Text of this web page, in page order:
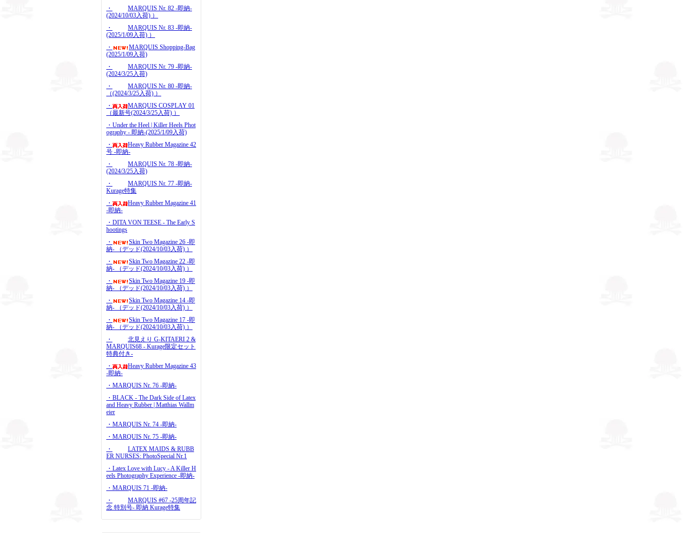
・
MARQUIS Nr. 82 -即納-
(2024/10/03入荷) ）
・
MARQUIS Nr. 83 -即納-
(2025/1/09入荷) ）
・
MARQUIS Shopping-Bag
(2025/1/09入荷)
・
MARQUIS Nr. 79 -即納-
(2024/3/25入荷)
・
MARQUIS Nr. 80 -即納-
（(2024/3/25入荷) ）
・
MARQUIS COSPLAY 01
（最新号(2024/3/25入荷) ）
・Under the Heel | Killer Heels Phot
ography - 即納-(2025/1/09入荷)
・
Heavy Rubber Magazine 42
号 -即納-
・
MARQUIS Nr. 78 -即納-
(2024/3/25入荷)
・
MARQUIS Nr. 77 -即納-
Kurage特集
・
Heavy Rubber Magazine 41
-即納-
・DITA VON TEESE - The Early S
hootings
・
Skin Two Magazine 26 -即
納- （デッド(2024/10/03入荷) ）
・
Skin Two Magazine 22 -即
納- （デッド(2024/10/03入荷) ）
・
Skin Two Magazine 19 -即
納- （デッド(2024/10/03入荷) ）
・
Skin Two Magazine 14 -即
納- （デッド(2024/10/03入荷) ）
・
Skin Two Magazine 17 -即
納- （デッド(2024/10/03入荷) ）
・
北見えり G-KITAERI 2 &
MARQUIS68 - Kurage限定セット
特典付き-
・
Heavy Rubber Magazine 43
-即納-
・MARQUIS Nr. 76 -即納-
・BLACK - The Dark Side of Latex
and Heavy Rubber | Matthias Wallm
eier
・MARQUIS Nr. 74 -即納-
・MARQUIS Nr. 75 -即納-
・
LATEX MAIDS & RUBB
ER NURSES: PhotoSpecial Nr.1
・Latex Love with Lucy - A Killer H
eels Photography Experience -即納-
・MARQUIS 71 -即納-
・
MARQUIS #67 -25周年記
念 特別号- 即納 Kurage特集